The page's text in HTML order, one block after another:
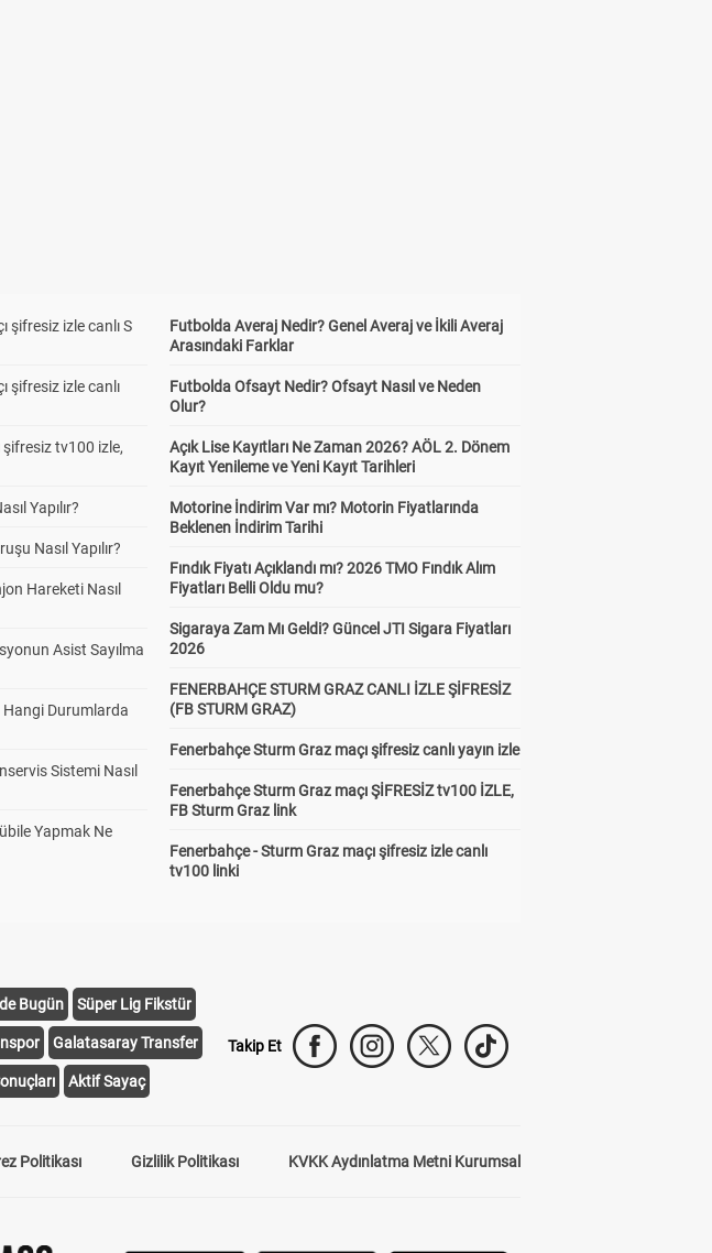
şifresiz izle canlı S
şifresiz izle canlı
tv100 izle,
Yapılır?
Nasıl Yapılır?
Hareketi Nasıl
Asist Sayılma
Hangi Durumlarda
Sistemi Nasıl
Yapmak Ne
Futbolda Averaj Nedir? Genel Averaj ve İkili Averaj
Arasındaki Farklar
Futbolda Ofsayt Nedir? Ofsayt Nasıl ve Neden
Olur?
Açık Lise Kayıtları Ne Zaman 2026? AÖL 2. Dönem
Kayıt Yenileme ve Yeni Kayıt Tarihleri
Motorine İndirim Var mı? Motorin Fiyatlarında
Beklenen İndirim Tarihi
Fındık Fiyatı Açıklandı mı? 2026 TMO Fındık Alım
Fiyatları Belli Oldu mu?
Sigaraya Zam Mı Geldi? Güncel JTI Sigara Fiyatları
2026
FENERBAHÇE STURM GRAZ CANLI İZLE ŞİFRESİZ
(FB STURM GRAZ)
Fenerbahçe Sturm Graz maçı şifresiz canlı yayın izle
Fenerbahçe Sturm Graz maçı ŞİFRESİZ tv100 İZLE,
FB Sturm Graz link
Fenerbahçe - Sturm Graz maçı şifresiz izle canlı
tv100 linki
Bugün Süper Lig Fikstür
Galatasaray Transfer
Aktif Sayaç
Takip Et
Politikası Gizlilik Politikası KVKK Aydınlatma Metni Kurumsal